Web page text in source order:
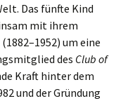
Das fünfte Kind
mit ihrem
(1882–1952) um eine
des Club of
Kraft hinter dem
und der Gründung